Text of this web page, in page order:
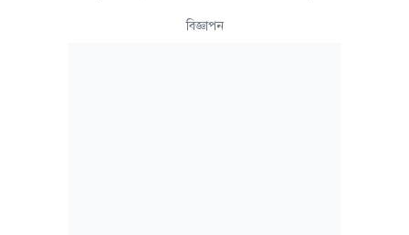
বিজ্ঞাপন